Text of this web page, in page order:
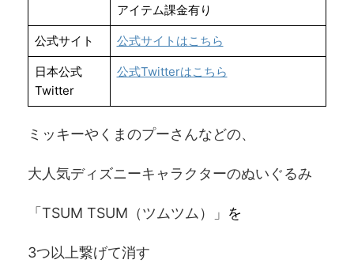
アイテム課金有り
公式サイト 公式サイトはこちら
日本公式
Twitter
公式Twitterはこちら
ミッキーやくまのプーさんなどの、
大人気ディズニーキャラクターのぬいぐるみ
「TSUM TSUM（ツムツム）」 を
3つ以上繋げて消す